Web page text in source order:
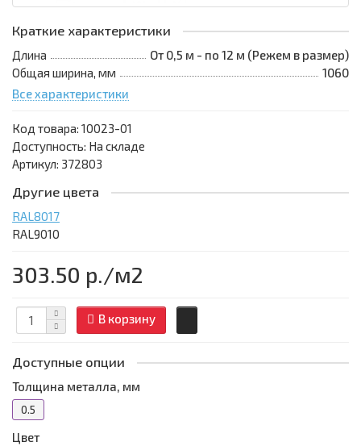
Краткие характеристики
Длина
От 0,5 м - по 12 м (Режем в размер)
Общая ширина, мм
1060
Все характеристики
Код товара: 10023-01
Доступность: На складе
Артикул: 372803
Другие цвета
RAL8017
RAL9010
303.50 р./м2
В корзину
Доступные опции
Толщина металла, мм
0.5
Цвет